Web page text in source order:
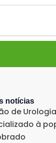
notícias
de
à